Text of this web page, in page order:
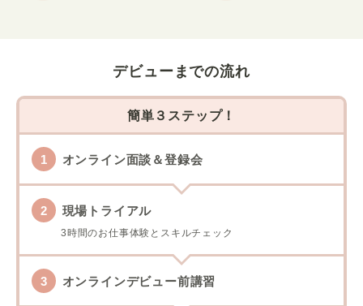
デビューまでの流れ
簡単３ステップ！
オンライン面談＆登録会
現場トライアル
3時間のお仕事体験とスキルチェック
オンラインデビュー前講習